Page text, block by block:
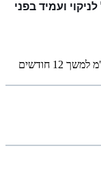
ועמיד בפני
חודשים